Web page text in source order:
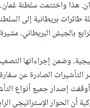
هذا واختتمت سلطنة
بريطانية إلى
بالجيش البريطاني،
وضمن إجراءاتها
الصادرة عن
إصدار جميع أنواع
أن الحوار الإستراتيجي